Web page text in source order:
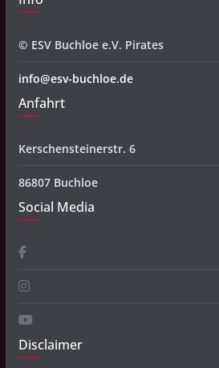
© ESV Buchloe e.V. Pirates
info@esv-buchloe.de
Anfahrt
Kerschensteinerstr. 6
86807 Buchloe
Social Media
Disclaimer